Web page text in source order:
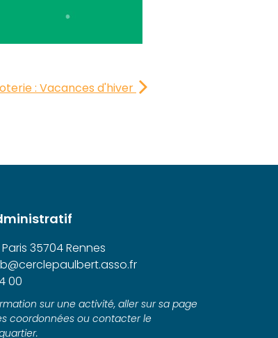
: Vacances d'hiver
35704 Rennes
00
sur une activité, aller sur sa page
coordonnées ou contacter le